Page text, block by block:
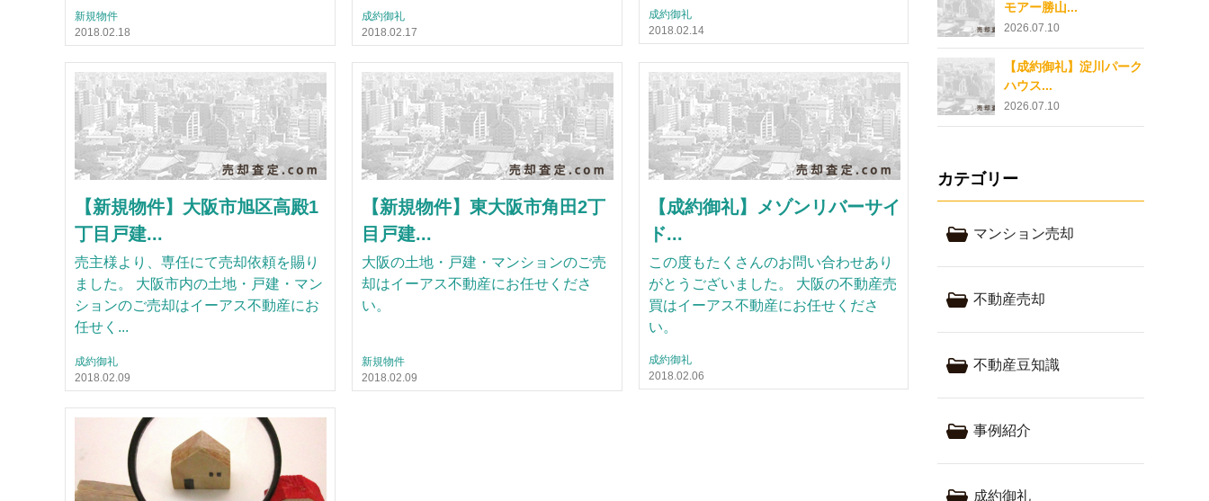
新規物件
2018.02.18
成約御礼
2018.02.17
成約御礼
2018.02.14
【新規物件】大阪市旭区高殿1
丁目戸建...
売主様より、専任にて売却依頼を賜り
ました。 大阪市内の土地・戸建・マン
ションのご売却はイーアス不動産にお
任せく...
成約御礼
2018.02.09
【新規物件】東大阪市角田2丁
目戸建...
大阪の土地・戸建・マンションのご売
却はイーアス不動産にお任せくださ
い。
新規物件
2018.02.09
【成約御礼】メゾンリバーサイ
ド...
この度もたくさんのお問い合わせあり
がとうございました。 大阪の不動産売
買はイーアス不動産にお任せくださ
い。
成約御礼
2018.02.06
モアー勝山...
2026.07.10
【成約御礼】淀川パーク
ハウス...
2026.07.10
カテゴリー
マンション売却
不動産売却
不動産豆知識
事例紹介
成約御礼